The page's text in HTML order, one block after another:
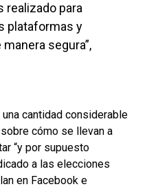
realizado para
plataformas y
segura”,
cantidad considerable
cómo se llevan a
“y por supuesto
a las elecciones
en Facebook e